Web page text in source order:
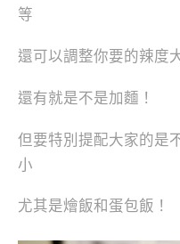
等
還可以調整你要的辣度
還有就是不是加麵！
但要特別提配大家的是
小
尤其是燴飯和蛋包飯！